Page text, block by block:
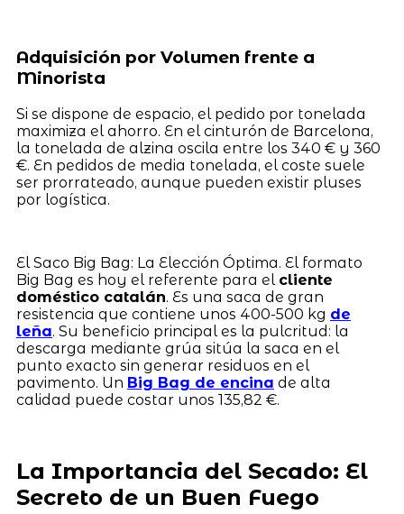
Adquisición por Volumen frente a
Minorista
Si se dispone de espacio, el pedido por tonelada
maximiza el ahorro. En el cinturón de Barcelona,
la tonelada de alzina oscila entre los 340 € y 360
€. En pedidos de media tonelada, el coste suele
ser prorrateado, aunque pueden existir pluses
por logística.
El Saco Big Bag: La Elección Óptima. El formato
Big Bag es hoy el referente para el cliente
doméstico catalán. Es una saca de gran
resistencia que contiene unos 400-500 kg de
leña. Su beneficio principal es la pulcritud: la
descarga mediante grúa sitúa la saca en el
punto exacto sin generar residuos en el
pavimento. Un Big Bag de encina de alta
calidad puede costar unos 135,82 €.
La Importancia del Secado: El
Secreto de un Buen Fuego